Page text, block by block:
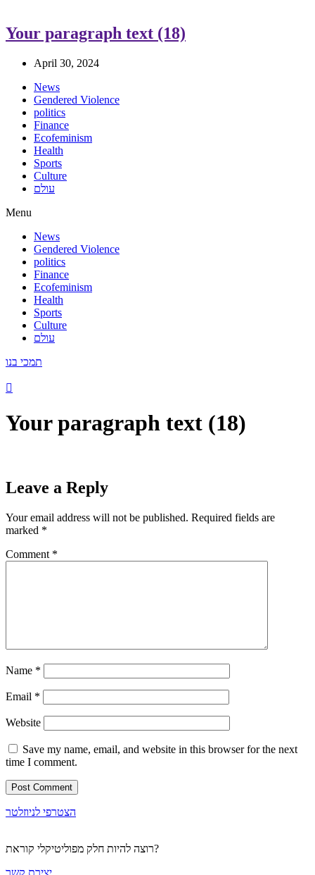
Your paragraph text (18)
April 30, 2024
News
Gendered Violence
politics
Finance
Ecofeminism
Health
Sports
Culture
עולם
Menu
News
Gendered Violence
politics
Finance
Ecofeminism
Health
Sports
Culture
עולם
תמכי בנו
Your paragraph text (18)
Leave a Reply
Your email address will not be published. Required fields are
marked *
Comment *
Name *
Email *
Website
Save my name, email, and website in this browser for the next
time I comment.
הצטרפי לניוזלטר
רוצה להיות חלק מפוליטיקלי קוראת?
יצירת קשר